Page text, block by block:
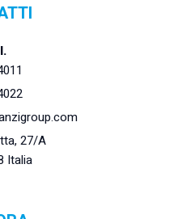
27/A
Italia